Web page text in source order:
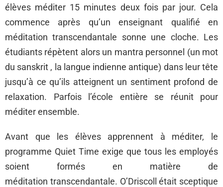
élèves méditer 15 minutes deux fois par jour. Cela
commence après qu’un enseignant qualifié en
méditation transcendantale sonne une cloche. Les
étudiants répètent alors un mantra personnel (un mot
du sanskrit , la langue indienne antique) dans leur tête
jusqu’à ce qu’ils atteignent un sentiment profond de
relaxation. Parfois l’école entière se réunit pour
méditer ensemble.
Avant que les élèves apprennent à méditer, le
programme Quiet Time exige que tous les employés
soient formés en matière de
méditation transcendantale. O’Driscoll était sceptique